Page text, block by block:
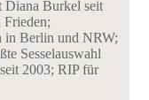
in Berlin und NRW;
Sesselauswahl
2003; RIP für